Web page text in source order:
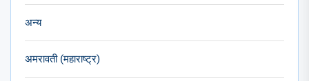
अन्य
अमरावती (महाराष्ट्र)